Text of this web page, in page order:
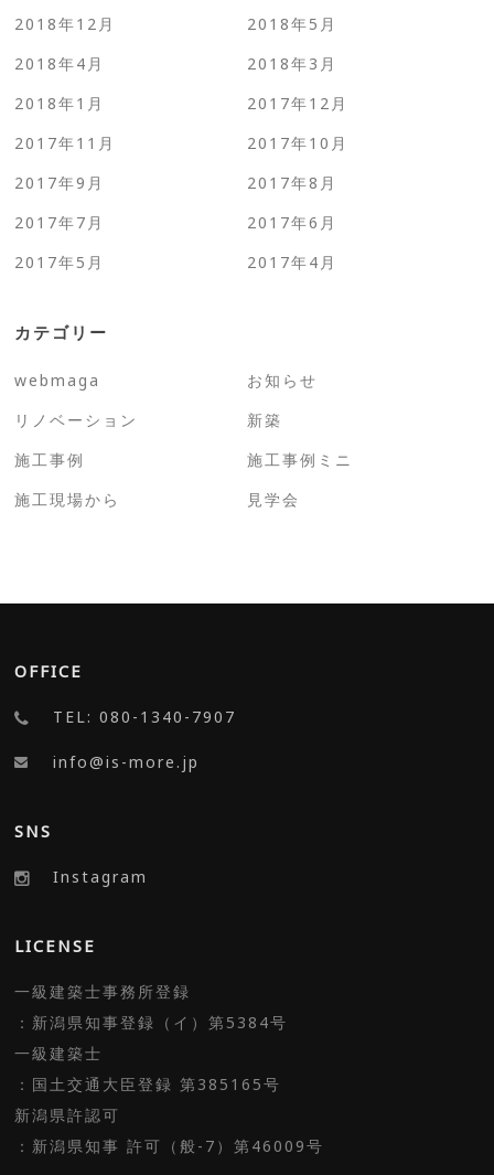
2018年12月
2018年5月
2018年4月
2018年3月
2018年1月
2017年12月
2017年11月
2017年10月
2017年9月
2017年8月
2017年7月
2017年6月
2017年5月
2017年4月
カテゴリー
webmaga
お知らせ
リノベーション
新築
施工事例
施工事例ミニ
施工現場から
見学会
OFFICE
TEL: 080-1340-7907
info@is-more.jp
SNS
Instagram
LICENSE
一級建築士事務所登録
：新潟県知事登録（イ）第5384号
一級建築士
：国土交通大臣登録 第385165号
新潟県許認可
：新潟県知事 許可（般-7）第46009号